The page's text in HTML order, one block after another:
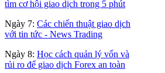
tìm cơ hội giao dịch trong 5 phút
Ngày 7: Các chiến thuật giao dịch
với tin tức - News Trading
Ngày 8: Học cách quản lý vốn và
rủi ro để giao dịch Forex an toàn